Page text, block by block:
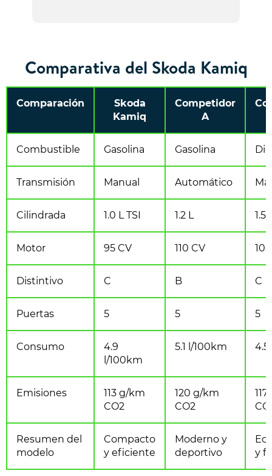
Comparativa del Skoda Kamiq
Comparación
Skoda
Kamiq
Competidor
A
Combustible Gasolina Gasolina
Transmisión Manual Automático
Cilindrada 1.0 L TSI 1.2 L 1.5
Motor 95 CV 110 CV
Distintivo C B C
Puertas 5 5 5
Consumo
4.9
l/100km
5.1 l/100km 4.5
Emisiones
113 g/km
CO2
120 g/km
CO2
Resumen del
modelo
Compacto
y eficiente
Moderno y
deportivo
y